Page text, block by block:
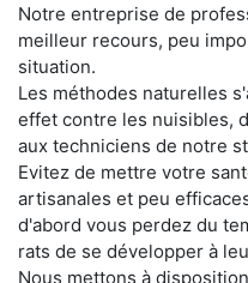
Notre entreprise de
meilleur recours, peu
situation.
Les méthodes naturelles
effet contre les nuisibles,
aux techniciens de notre
Evitez de mettre votre
artisanales et peu
d'abord vous perdez du
rats de se développer à
Nous mettons à